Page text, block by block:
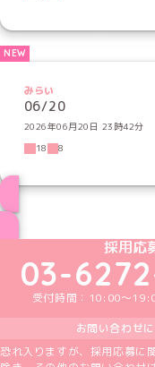
みらい
06/20
2026年06月20日 23時42分
18
8
め
採用応
03-
受付時間：10:00～
お問い合わせ
恐れ入りますが、採用応募に